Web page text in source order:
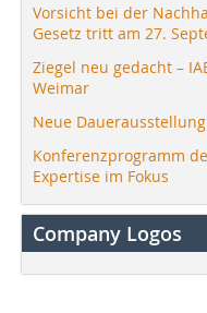
Vorsicht bei der
Gesetz tritt am 27.
Ziegel neu gedacht –
Weimar
Neue
Konferenzprogramm
Expertise im Fokus
Company Logos